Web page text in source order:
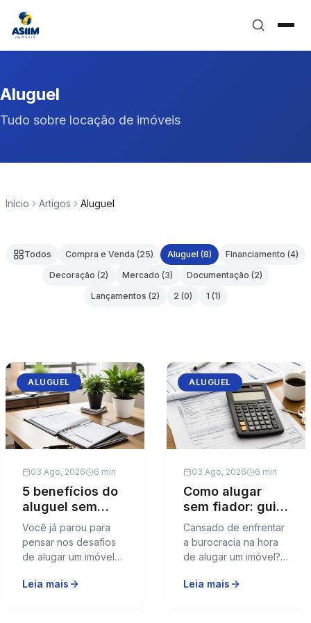
Aluguel
Tudo sobre locação de imóveis
Início Artigos Aluguel
Todos Compra e Venda (25) Aluguel (8)
Financiamento (4)
Decoração (2)
Mercado (3)
Documentação (2)
Lançamentos (2)
2 (0) 1 (1)
ALUGUEL
03 Ago, 2026 6 min
5 benefícios do
aluguel sem
fiador em BH
Você já parou para
pensar nos desafios
de alugar um imóvel
sem a necessidade de
Leia mais
ALUGUEL
03 Ago, 2026 6 min
Como alugar
sem fiador: guia
completo 2026
Cansado de enfrentar
a burocracia na hora
de alugar um imóvel?
buscam alternativas
Leia mais